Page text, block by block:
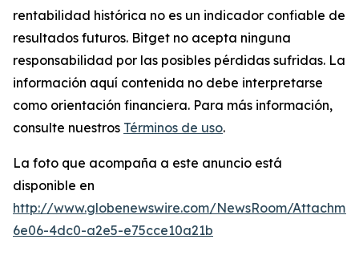
rentabilidad histórica no es un indicador confiable de
resultados futuros. Bitget no acepta ninguna
responsabilidad por las posibles pérdidas sufridas. La
información aquí contenida no debe interpretarse
como orientación financiera. Para más información,
consulte nuestros Términos de uso.
La foto que acompaña a este anuncio está
disponible en
http://www.globenewswire.com/NewsRoom/
6e06-4dc0-a2e5-e75cce10a21b